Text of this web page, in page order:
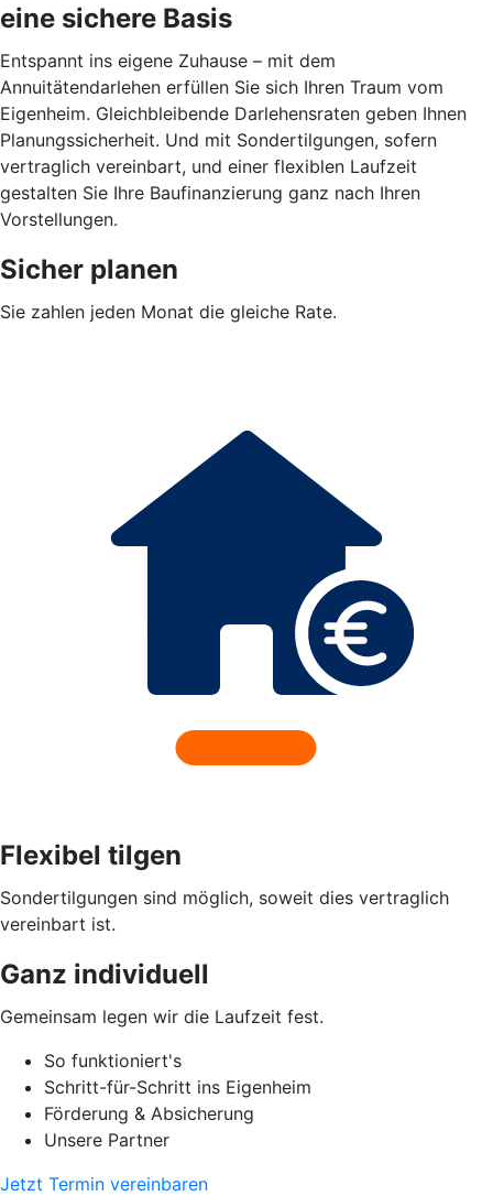
eine sichere Basis
Entspannt ins eigene Zuhause – mit dem
Annuitätendarlehen erfüllen Sie sich Ihren Traum vom
Eigenheim. Gleichbleibende Darlehensraten geben Ihnen
Planungssicherheit. Und mit Sondertilgungen, sofern
vertraglich vereinbart, und einer flexiblen Laufzeit
gestalten Sie Ihre Baufinanzierung ganz nach Ihren
Vorstellungen.
Sicher planen
Sie zahlen jeden Monat die gleiche Rate.
Flexibel tilgen
Sondertilgungen sind möglich, soweit dies vertraglich
vereinbart ist.
Ganz individuell
Gemeinsam legen wir die Laufzeit fest.
So funktioniert's
Schritt-für-Schritt ins Eigenheim
Förderung & Absicherung
Unsere Partner
Jetzt Termin vereinbaren